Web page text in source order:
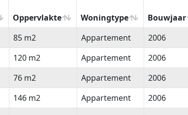
Oppervlakte Woningtype Bouwjaar
Oppervlakte Woningtype Bouwjaar
85 m2 Appartement 2006
120 m2 Appartement 2006
76 m2 Appartement 2006
146 m2 Appartement 2006